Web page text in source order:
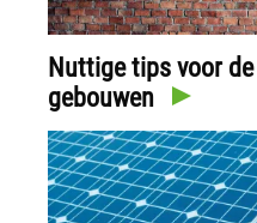
Nuttige tips voor
gebouwen